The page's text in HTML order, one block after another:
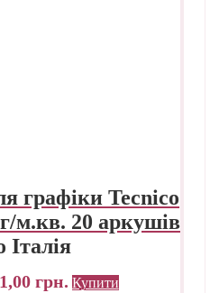
графіки Tecnico
м.кв. 20 аркушів
грн. Купити